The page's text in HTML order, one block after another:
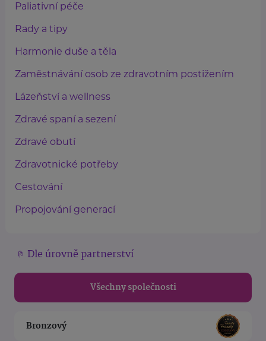
Paliativní péče
Rady a tipy
Harmonie duše a těla
Zaměstnávání osob ze zdravotním postižením
Lázeňství a wellness
Zdravé spaní a sezení
Zdravé obutí
Zdravotnické potřeby
Cestování
Propojování generací
Dle úrovně partnerství
Všechny společnosti
Bronzový